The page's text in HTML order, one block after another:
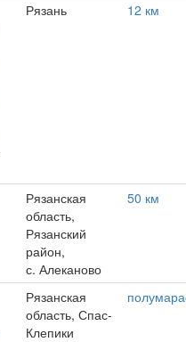
Рязань 12 км
Рязанская
область,
Рязанский
район,
с. Алеканово
50 км
Рязанская
область, Спас-
Клепики